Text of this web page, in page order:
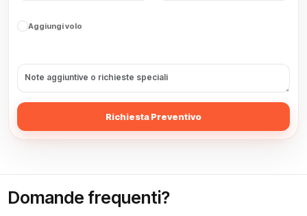
Aggiungi volo
Richiesta Preventivo
Domande frequenti?